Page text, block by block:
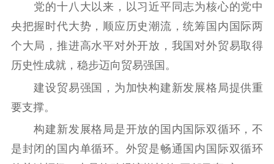
社会宣传
思想政治教育 爱国主义教育
全民国防教育
红色资源保护利
用
精品出版 全民阅读
出版监管
党的十八大以来，以习近平同志为核心的党中
央把握时代大势，顺应历史潮流，统筹国内国际两
个大局，推进高水平对外开放，我国对外贸易取得
历史性成就，稳步迈向贸易强国。
建设贸易强国，为加快构建新发展格局提供重
要支撑。
构建新发展格局是开放的国内国际双循环，不
是封闭的国内单循环。外贸是畅通国内国际双循环